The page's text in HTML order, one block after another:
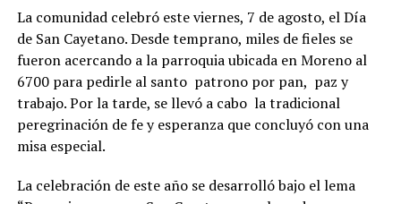
La comunidad celebró este viernes, 7 de agosto, el Día
de San Cayetano. Desde temprano, miles de fieles se
fueron acercando a la parroquia ubicada en Moreno al
6700 para pedirle al santo patrono por pan, paz y
trabajo. Por la tarde, se llevó a cabo la tradicional
peregrinación de fe y esperanza que concluyó con una
misa especial.
La celebración de este año se desarrolló bajo el lema